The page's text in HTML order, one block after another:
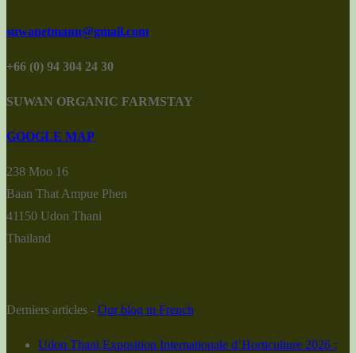
suwanetmanu@gmail.com
+66 (0) 94 304 24 30
SUWAN ORGANIC FARMSTAY
GOOGLE MAP
238 Moo 16
Baan That Ampue Phen
41150 Udon Thani
Thailand
Derniers articles - Our blog in French
Udon Thani Exposition Internationale d’Horticulture 2026 :